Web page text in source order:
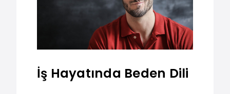
İş Hayatında Beden Dili